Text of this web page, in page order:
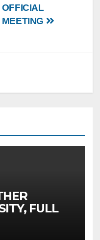
OFFICIAL
MEETING
FULL
PH.D.,